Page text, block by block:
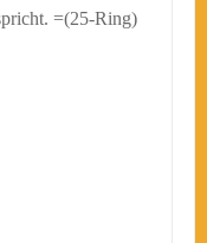
=(25-Ring)